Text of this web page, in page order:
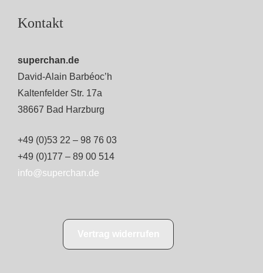
Kontakt
superchan.de
David-Alain Barbéoc’h
Kaltenfelder Str. 17a
38667 Bad Harzburg
+49 (0)53 22 – 98 76 03
+49 (0)177 – 89 00 514
info@superchan.de